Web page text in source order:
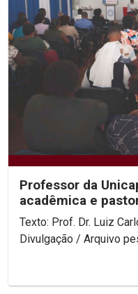
Professor da
acadêmica e
Cabo Verde
Texto: Prof. Dr. Luiz